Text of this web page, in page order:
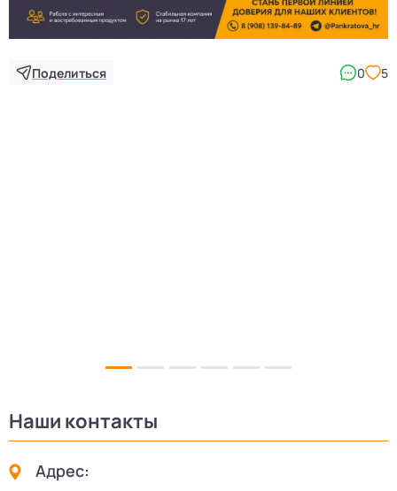
Поделиться 0 5
Наши контакты
Адрес: